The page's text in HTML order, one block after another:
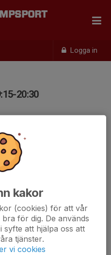
Logga in
20:30
kakor
(cookies) för att vår
för dig. De används
syfte att hjälpa oss att
tjänster.
vi cookies